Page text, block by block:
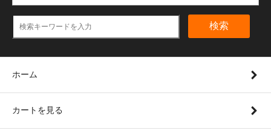
検索
ホーム
カートを見る